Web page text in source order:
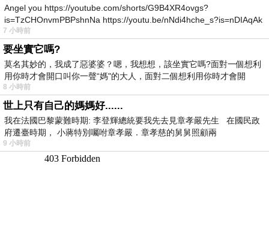
Angel you https://youtube.com/shorts/G9B4XR4ovgs?
is=TzCHOnvmPBPshnNa https://youtu.be/nNdi4hche_s?is=nDIAqAk
7 小時前
要坐實它嗎?
莫名其妙的，我成了惡婆婆？嗯，我想想，該坐實它嗎?面對一個想利
用你時才會開口叫你一聲“媽"的大人，面對二個想利用你時才會開
8 小時前
世上只有自己的媽媽好......
我在法國巴黎蒙難時期: 李登輝總統要我先去見章孝嚴先生 在國民政
府遷臺時期， 小蔣特別囑咐章孝嚴．章孝慈的舅舅照顧兩
9 小時前